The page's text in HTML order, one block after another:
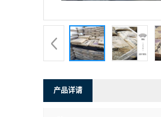
产品详请